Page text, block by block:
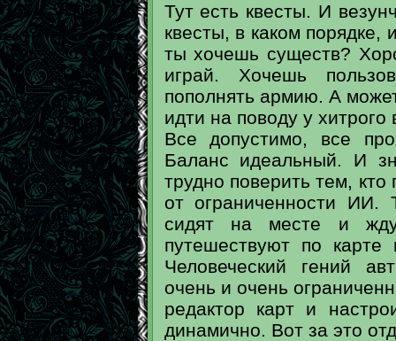
Тут есть квесты. И
квесты, в каком порядке,
ты хочешь существ?
играй. Хочешь
пополнять армию. А
идти на поводу у
Все допустимо, все
Баланс идеальный. И
трудно поверить тем,
от ограниченности ИИ.
сидят на месте и
путешествуют по
Человеческий гений
очень и очень
редактор карт и
динамично. Вот за это